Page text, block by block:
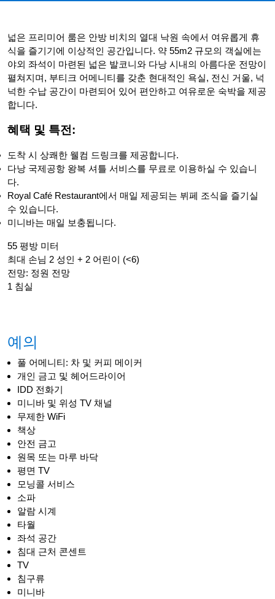
넓은 프리미어 룸은 안방 비치의 열대 낙원 속에서 여유롭게 휴
식을 즐기기에 이상적인 공간입니다. 약 55m2 규모의 객실에는
야외 좌석이 마련된 넓은 발코니와 다낭 시내의 아름다운 전망이
펼쳐지며, 부티크 어메니티를 갖춘 현대적인 욕실, 전신 거울, 넉
넉한 수납 공간이 마련되어 있어 편안하고 여유로운 숙박을 제공
합니다.
혜택 및 특전:
도착 시 상쾌한 웰컴 드링크를 제공합니다.
다낭 국제공항 왕복 셔틀 서비스를 무료로 이용하실 수 있습니
다.
Royal Café Restaurant에서 매일 제공되는 뷔페 조식을 즐기실
수 있습니다.
미니바는 매일 보충됩니다.
55 평방 미터
최대 손님 2 성인 + 2 어린이 (<6)
전망: 정원 전망
1 침실
예의
풀 어메니티: 차 및 커피 메이커
개인 금고 및 헤어드라이어
IDD 전화기
미니바 및 위성 TV 채널
무제한 WiFi
책상
안전 금고
원목 또는 마루 바닥
평면 TV
모닝콜 서비스
소파
알람 시계
타월
좌석 공간
침대 근처 콘센트
TV
침구류
미니바